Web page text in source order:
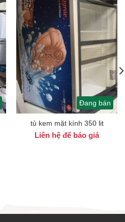
Đang bán
tủ kem mặt kính 350 lit
Liên hệ để báo giá